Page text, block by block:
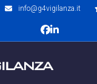
info@g4vigilanza.it
Facebook
LinkedIn